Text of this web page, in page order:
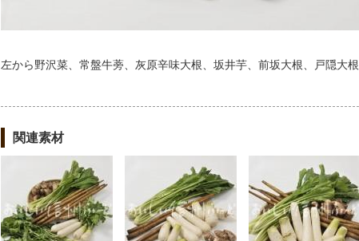
左から野沢菜、常盤牛蒡、灰原辛味大根、坂井芋、前坂大根、戸隠大根
関連素材